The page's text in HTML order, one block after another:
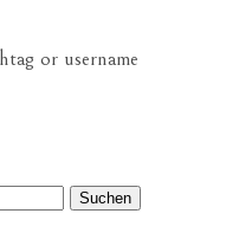
or username